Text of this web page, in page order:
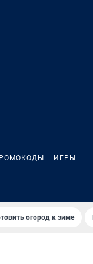
ИГРЫ
огород к зиме